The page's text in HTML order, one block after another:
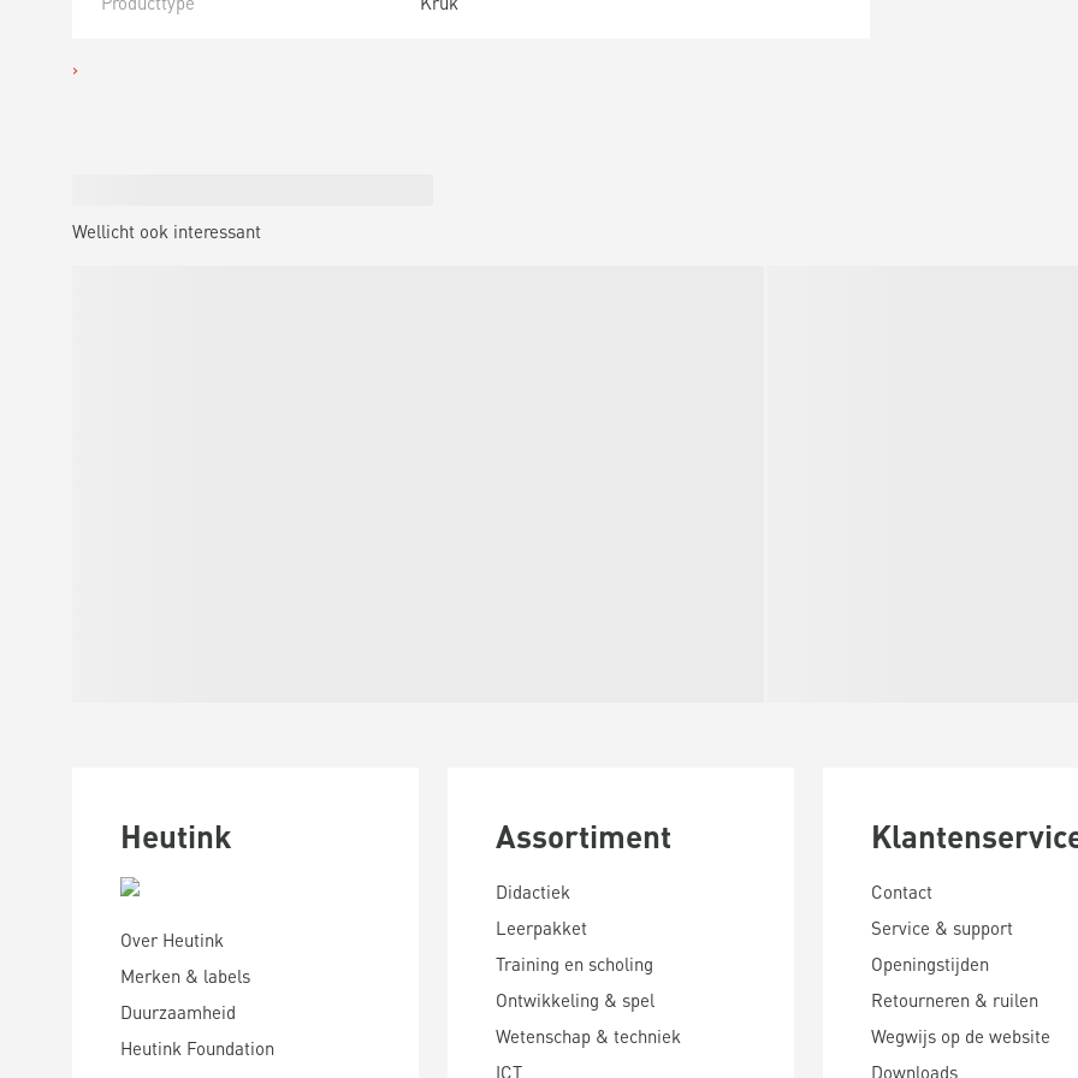
Wellicht ook interessant
Heutink
Over Heutink
Merken & labels
Duurzaamheid
Heutink Foundation
Assortiment
Didactiek
Leerpakket
Training en scholing
Ontwikkeling & spel
Wetenschap & techniek
ICT
Contact
Service & support
Openingstijden
Retourneren & ruilen
Wegwijs op de website
Downloads